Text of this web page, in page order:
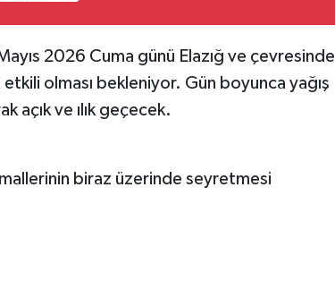
2026 Cuma günü Elazığ ve çevresinde
olması bekleniyor. Gün boyunca yağış
açık ve ılık geçecek.
biraz üzerinde seyretmesi